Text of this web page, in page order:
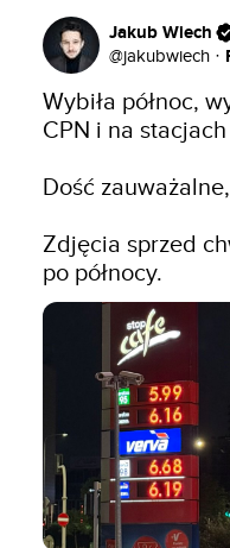
Jakub Wiech
@jakubwiech ·
Wybiła północ,
CPN i na
Dość
Zdjęcia sprzed
po północy.